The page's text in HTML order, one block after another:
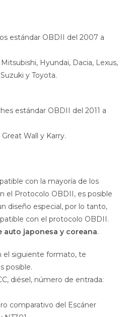
estándar OBDII del 2007 a
Hyundai, Dacia, Lexus,
y Toyota.
estándar OBDII del 2011 a
Wall y Karry.
con la mayoría de los
el Protocolo OBDII, es posible
diseño especial, por lo tanto,
con el protocolo OBDII.
auto japonesa y coreana.
el siguiente formato, te
posible.
diésel, número de entrada:
comparativo del Escáner